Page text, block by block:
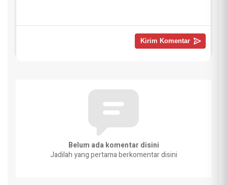
Belum ada komentar disini
Jadilah yang pertama berkomentar disini